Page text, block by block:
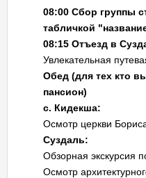
08:00 Сбор группы
табличкой
08:15 Отъезд в
Увлекательная
Обед (для тех кто
пансион)
с. Кидекша:
Осмотр церкви
Суздаль:
Обзорная экскурсия
Осмотр